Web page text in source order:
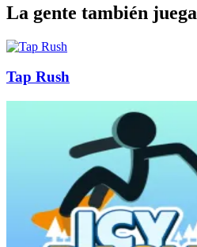
La gente también juega
Tap Rush